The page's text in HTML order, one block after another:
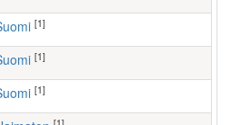
Suomi [1]
Suomi [1]
Suomi [1]